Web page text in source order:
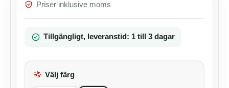
Priser inklusive moms
Tillgängligt, leveranstid: 1 till 3 dagar
Välj färg